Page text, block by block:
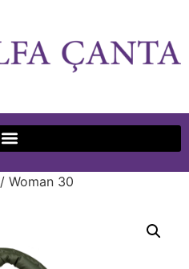
/ Woman 30